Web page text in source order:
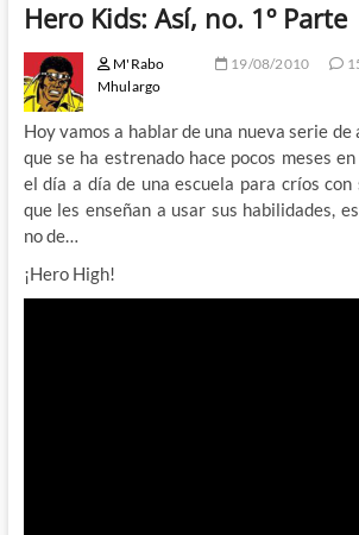
Hero Kids: Así, no. 1º Parte
M'Rabo
Mhulargo
19/08/2010
Hoy vamos a hablar de una nueva serie de
que se ha estrenado hace pocos meses
el día a día de una escuela para críos con
que les enseñan a usar sus habilidades,
no de…
¡Hero High!